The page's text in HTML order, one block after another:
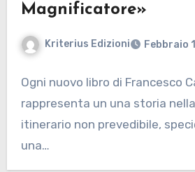
Magnificatore»
Kriterius Edizioni Febbraio
Ogni nuovo libro di Francesco
rappresenta un una storia
itinerario non prevedibile,
una…